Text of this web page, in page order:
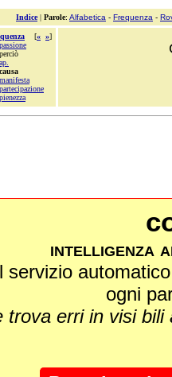
Indice| Parole: Alfabetica - Frequenza -
[« »]
passione
ap.
manifesta
partecipazione
pienezza
intelligenza
servizio
ogni
trova erri in visi